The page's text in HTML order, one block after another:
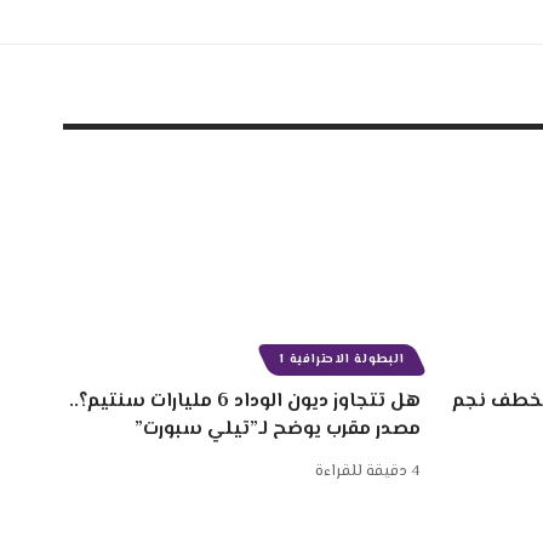
سنتيم لخطف نجم
البطولة الاحترافية 1
هل تتجاوز ديون الوداد 6 مليارات سنتيم؟..
مصدر مقرب يوضح لـ”تيلي سبورت”
4 دقيقة للقراءة